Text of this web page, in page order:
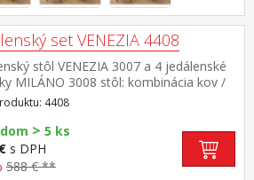
set VENEZIA 4408
stôl VENEZIA 3007 a 4 jedálenské
MILÁNO 3008 stôl: kombinácia kov /
sklo, pochrómované nohy stolička:
koža – imitácia, farebné prevedenie
kovové pochrómované nohy, výška
46 cm rozmer stola (š/h/v) 150 × 90 × 76
stoličky (š/h/v) 41 × 40 × 98 cm
4408
> 5 ks
s DPH
588 € **